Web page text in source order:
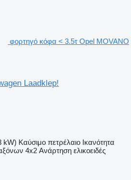
φορτηγό κόφα < 3.5τ Opel MOVANO
Laadklep!
kW) Καύσιμο πετρέλαιο Ικανότητα
4x2 Ανάρτηση ελικοειδές